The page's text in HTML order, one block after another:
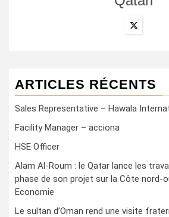
ARTICLES RÉCENTS
Sales Representative – Hawala
Facility Manager – acciona
HSE Officer
Alam Al-Roum : le Qatar lance les
phase de son projet sur la Côte nord-
Economie
Le sultan d’Oman rend une visite